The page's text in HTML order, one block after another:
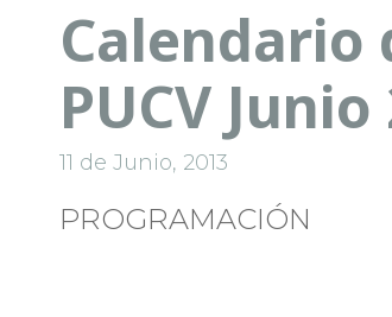
Calendario
PUCV Junio
11 de Junio, 2013
PROGRAMACIÓN